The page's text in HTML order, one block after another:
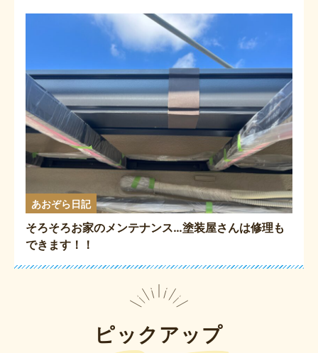
あおぞら日記
そろそろお家のメンテナンス…塗装屋さんは修理も
できます！！
ピックアップ